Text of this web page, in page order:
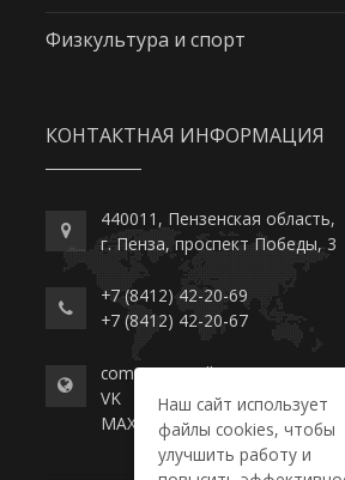
Физкультура и спорт
КОНТАКТНАЯ ИНФОРМАЦИЯ
440011, Пензенская область,
г. Пенза, проспект Победы, 3
+7 (8412) 42-20-69
+7 (8412) 42-20-67
commerce-college.ru
VK
MAX
Наш сайт использует
файлы cookies, чтобы
улучшить работу и